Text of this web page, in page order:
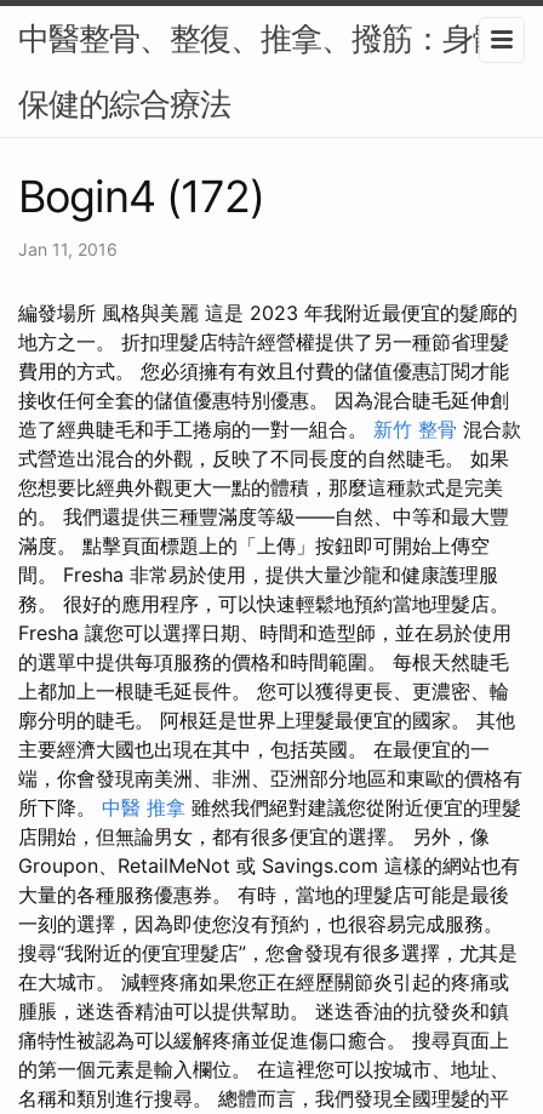
中醫整骨、整復、推拿、撥筋：身體
保健的綜合療法
Bogin4 (172)
Jan 11, 2016
編發場所 風格與美麗 這是 2023 年我附近最便宜的髮廊的
地方之一。 折扣理髮店特許經營權提供了另一種節省理髮
費用的方式。 您必須擁有有效且付費的儲值優惠訂閱才能
接收任何全套的儲值優惠特別優惠。 因為混合睫毛延伸創
造了經典睫毛和手工捲扇的一對一組合。 新竹 整骨 混合款
式營造出混合的外觀，反映了不同長度的自然睫毛。 如果
您想要比經典外觀更大一點的體積，那麼這種款式是完美
的。 我們還提供三種豐滿度等級——自然、中等和最大豐
滿度。 點擊頁面標題上的「上傳」按鈕即可開始上傳空
間。 Fresha 非常易於使用，提供大量沙龍和健康護理服
務。 很好的應用程序，可以快速輕鬆地預約當地理髮店。
Fresha 讓您可以選擇日期、時間和造型師，並在易於使用
的選單中提供每項服務的價格和時間範圍。 每根天然睫毛
上都加上一根睫毛延長件。 您可以獲得更長、更濃密、輪
廓分明的睫毛。 阿根廷是世界上理髮最便宜的國家。 其他
主要經濟大國也出現在其中，包括英國。 在最便宜的一
端，你會發現南美洲、非洲、亞洲部分地區和東歐的價格有
所下降。 中醫 推拿 雖然我們絕對建議您從附近便宜的理髮
店開始，但無論男女，都有很多便宜的選擇。 另外，像
Groupon、RetailMeNot 或 Savings.com 這樣的網站也有
大量的各種服務優惠券。 有時，當地的理髮店可能是最後
一刻的選擇，因為即使您沒有預約，也很容易完成服務。
搜尋“我附近的便宜理髮店”，您會發現有很多選擇，尤其是
在大城市。 減輕疼痛如果您正在經歷關節炎引起的疼痛或
腫脹，迷迭香精油可以提供幫助。 迷迭香油的抗發炎和鎮
痛特性被認為可以緩解疼痛並促進傷口癒合。 搜尋頁面上
的第一個元素是輸入欄位。 在這裡您可以按城市、地址、
名稱和類別進行搜尋。 總體而言，我們發現全國理髮的平